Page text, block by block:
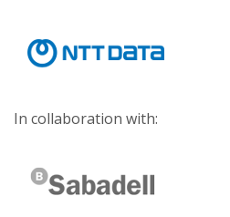
In collaboration with: